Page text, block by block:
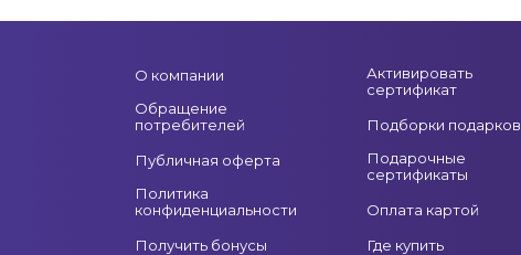
О компании
Обращение
потребителей
Публичная оферта
Политика
конфиденциальности
Получить бонусы
Активировать
сертификат
Подборки подарков
Подарочные
сертификаты
Оплата картой
Где купить